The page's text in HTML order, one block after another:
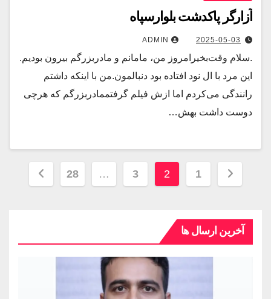
آزارگر پاکدشت بلوارسپاه
2025-05-03
ADMIN
.سلام وقت‌بخیرامروز من، مامانم و مادربزرگم بیرون بودیم.
این مرد با ال نود افتاده بود دنبالمون.من با اینکه داشتم
رانندگی می‌کردم اما ازش فیلم گرفتممادربزرگم که هرچی
دوست داشت بهش…
1
2
3
…
28
آخرین ارسال ها